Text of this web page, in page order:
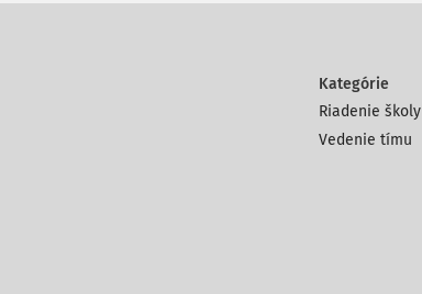
Kategórie
Riadenie školy
Vedenie tímu